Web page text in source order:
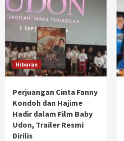
Hiburan
Perjuangan Cinta Fanny
Kondoh dan Hajime
Hadir dalam Film Baby
Udon, Trailer Resmi
Dirilis